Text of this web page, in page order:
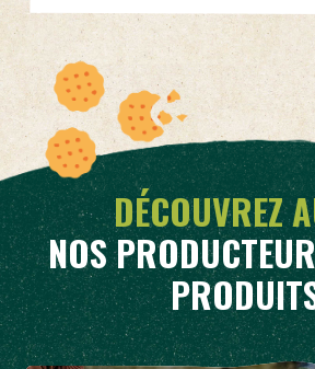
DÉCOUVREZ
NOS